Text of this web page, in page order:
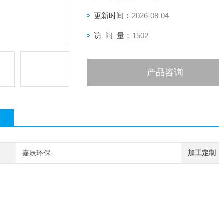
更新时间： 2026-08-04
访 问 量： 1502
产品咨询
嘉辰环保 加工定制